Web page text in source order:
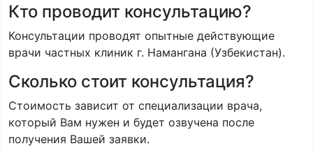
Кто проводит консультацию?
Консультации проводят опытные действующие
врачи частных клиник г. Намангана (Узбекистан).
Сколько стоит консультация?
Стоимость зависит от специализации врача,
который Вам нужен и будет озвучена после
получения Вашей заявки.